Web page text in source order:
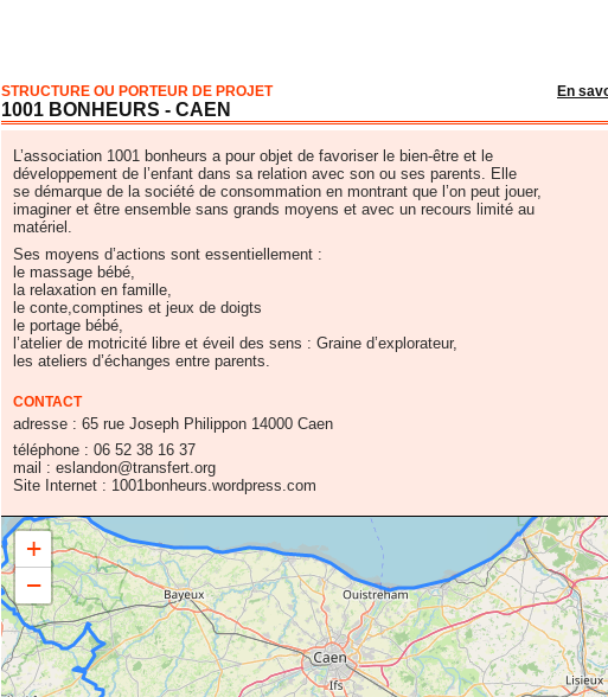
STRUCTURE OU PORTEUR DE PROJET En
1001 BONHEURS - CAEN
L’association 1001 bonheurs a pour objet de favoriser le bien-être et le
développement de l’enfant dans sa relation avec son ou ses parents. Elle
se démarque de la société de consommation en montrant que l’on peut jouer,
imaginer et être ensemble sans grands moyens et avec un recours limité au
matériel.
Ses moyens d’actions sont essentiellement :
le massage bébé,
la relaxation en famille,
le conte,comptines et jeux de doigts
le portage bébé,
l’atelier de motricité libre et éveil des sens : Graine d’explorateur,
les ateliers d’échanges entre parents.
CONTACT
adresse : 65 rue Joseph Philippon 14000 Caen
téléphone : 06 52 38 16 37
mail : eslandon@transfert.org
Site Internet : 1001bonheurs.wordpress.com
65 rue Joseph Philippon 14000 Caen
+
−